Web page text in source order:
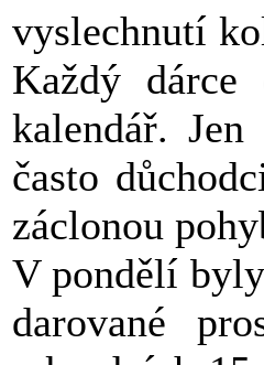
vyslechnutí
Každý
kalendář.
často
záclonou
V pondělí
darované